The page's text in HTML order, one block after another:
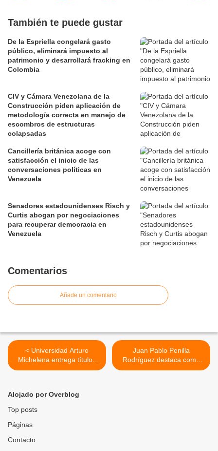
También te puede gustar
De la Espriella congelará gasto
público, eliminará impuesto al
patrimonio y desarrollará fracking en
Colombia
CIV y Cámara Venezolana de la
Construcción piden aplicación de
metodología correcta en manejo de
escombros de estructuras
colapsadas
Cancillería británica acoge con
satisfacción el inicio de las
conversaciones políticas en
Venezuela
Senadores estadounidenses Risch y
Curtis abogan por negociaciones
para recuperar democracia en
Venezuela
Comentarios
Añade un comentario
< Universidad Arturo
Michelena entrega títulos
en Formación de Estudios
Juan Pablo Penilla
Rodríguez destaca como
“El brazo fuerte de la
Alojado por Overblog
Top posts
Páginas
Contacto